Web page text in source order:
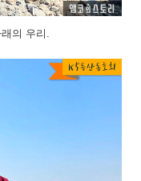
의 우리.